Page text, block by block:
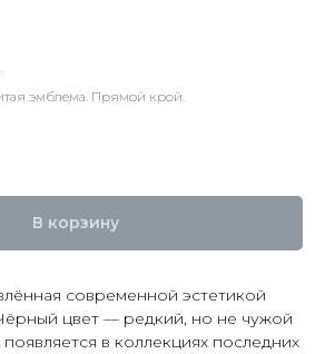
эмблема. Прямой крой.
В корзину
современной эстетикой
цвет — редкий, но не чужой
в коллекциях последних